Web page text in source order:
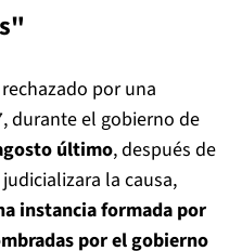
por una
durante el gobierno de
último, después de
la causa,
instancia formada por
por el gobierno